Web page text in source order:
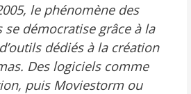
le phénomène des
démocratise grâce à la
dédiés à la création
Des logiciels comme
, puis Moviestormou